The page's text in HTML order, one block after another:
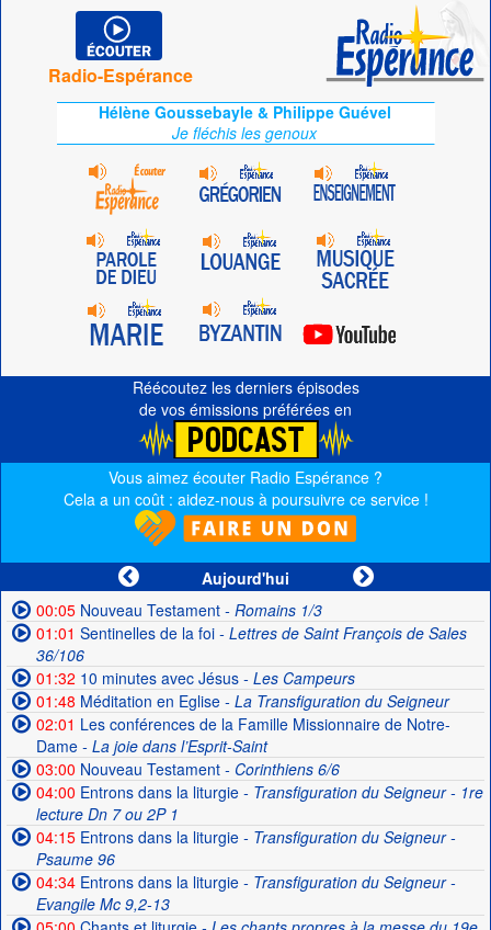
Radio-Espérance
Hélène Goussebayle & Philippe Guével
Je fléchis les genoux
Réécoutez les derniers épisodes
de vos émissions préférées en
Vous aimez écouter Radio Espérance ?
Cela a un coût : aidez-nous à poursuivre ce service !
Aujourd'hui
00:05Nouveau Testament- Romains 1/3
01:01 Sentinelles de la foi- Lettres de Saint François de Sales
36/106
01:32 10 minutes avec Jésus- Les Campeurs
01:48 Méditation en Eglise- La Transfiguration du Seigneur
02:01 Les conférences de la Famille Missionnaire de Notre-
Dame- La joie dans l’Esprit-Saint
03:00 Nouveau Testament- Corinthiens 6/6
04:00 Entrons dans la liturgie- Transfiguration du Seigneur - 1re
lecture Dn 7 ou 2P 1
04:15Entrons dans la liturgie- Transfiguration du Seigneur -
Psaume 96
04:34Entrons dans la liturgie- Transfiguration du Seigneur -
Evangile Mc 9,2-13